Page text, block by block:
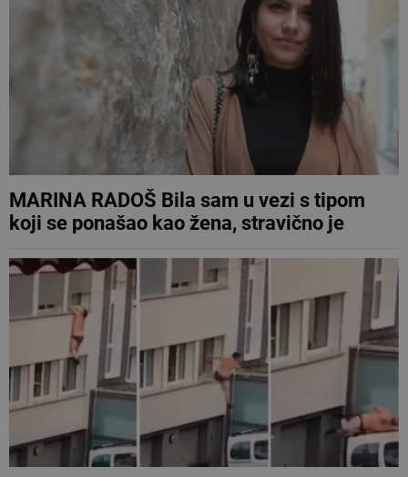
MARINA RADOŠ Bila sam u vezi s tipom
koji se ponašao kao žena, stravično je